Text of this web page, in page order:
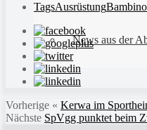
News aus der
TagsAusrüstung
Vorherige « Kerwa im
Nächste SpVgg punktet beim